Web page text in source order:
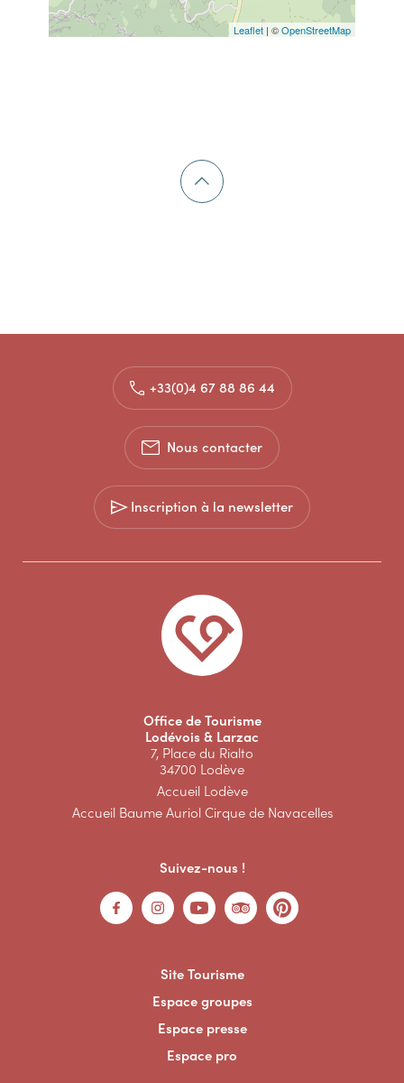
Leaflet | ©OpenStreetMap
+33(0)4 67 88 86 44
Nous contacter
Inscription à la newsletter
Office de Tourisme
Lodévois & Larzac
7, Place du Rialto
34700 Lodève
Accueil Lodève
Accueil Baume Auriol Cirque de Navacelles
Suivez-nous !
Site Tourisme
Espace groupes
Espace presse
Espace pro